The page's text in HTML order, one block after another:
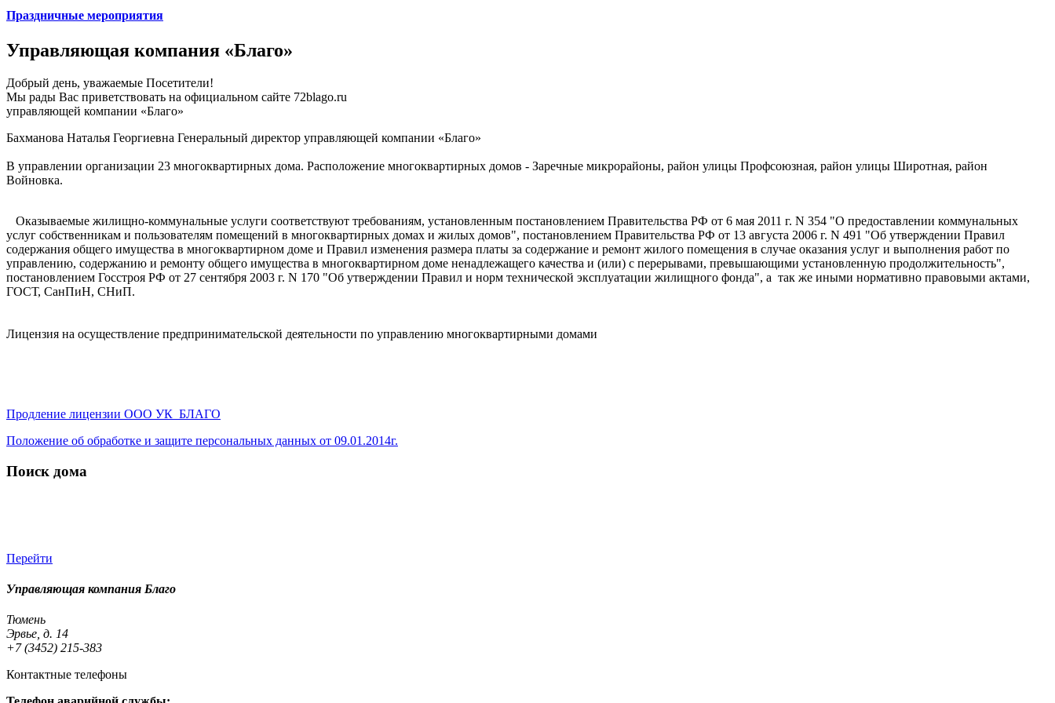
Праздничные мероприятия
Управляющая компания «Благо»
Добрый день, уважаемые Посетители!
Мы рады Вас приветствовать на официальном сайте 72blago.ru
управляющей компании «Благо»
Бахманова Наталья Георгиевна Генеральный директор управляющей компании «Благо»
В управлении организации 23 многоквартирных дома. Расположение многоквартирных домов - Заречные микрорайоны, район улицы Профсоюзная, район улицы Широтная, район
Войновка.
Оказываемые жилищно-коммунальные услуги соответствуют требованиям, установленным постановлением Правительства РФ от 6 мая 2011 г. N 354 "О предоставлении коммунальных
услуг собственникам и пользователям помещений в многоквартирных домах и жилых домов", постановлением Правительства РФ от 13 августа 2006 г. N 491 "Об утверждении Правил
содержания общего имущества в многоквартирном доме и Правил изменения размера платы за содержание и ремонт жилого помещения в случае оказания услуг и выполнения работ по
управлению, содержанию и ремонту общего имущества в многоквартирном доме ненадлежащего качества и (или) с перерывами, превышающими установленную продолжительность",
постановлением Госстроя РФ от 27 сентября 2003 г. N 170 "Об утверждении Правил и норм технической эксплуатации жилищного фонда", а так же иными нормативно правовыми актами,
ГОСТ, СанПиН, СНиП.
Лицензия на осуществление предпринимательской деятельности по управлению многоквартирными домами
Продление лицензии ООО УК БЛАГО
Положение об обработке и защите персональных данных от 09.01.2014г.
Поиск дома
Перейти
Управляющая компания Благо
Тюмень
Эрвье, д. 14
+7 (3452) 215-383
Контактные телефоны